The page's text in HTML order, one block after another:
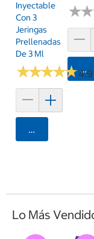
Inyectable
Con 3
Jeringas
Prellenadas
De 3 Ml
★★★★★
★★★★★4.9
Agregar
★★
★★
Lo Más